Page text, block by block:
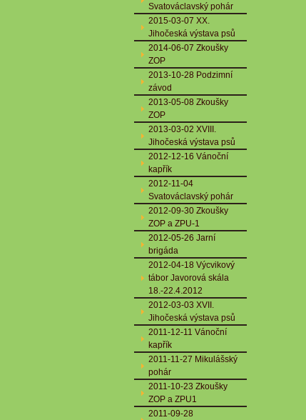
Svatováclavský pohár
2015-03-07 XX.
Jihočeská výstava psů
2014-06-07 Zkoušky
ZOP
2013-10-28 Podzimní
závod
2013-05-08 Zkoušky
ZOP
2013-03-02 XVIII.
Jihočeská výstava psů
2012-12-16 Vánoční
kapřík
2012-11-04
Svatováclavský pohár
2012-09-30 Zkoušky
ZOP a ZPU-1
2012-05-26 Jarní
brigáda
2012-04-18 Výcvikový
tábor Javorová skála
18.-22.4.2012
2012-03-03 XVII.
Jihočeská výstava psů
2011-12-11 Vánoční
kapřík
2011-11-27 Mikulášský
pohár
2011-10-23 Zkoušky
ZOP a ZPU1
2011-09-28